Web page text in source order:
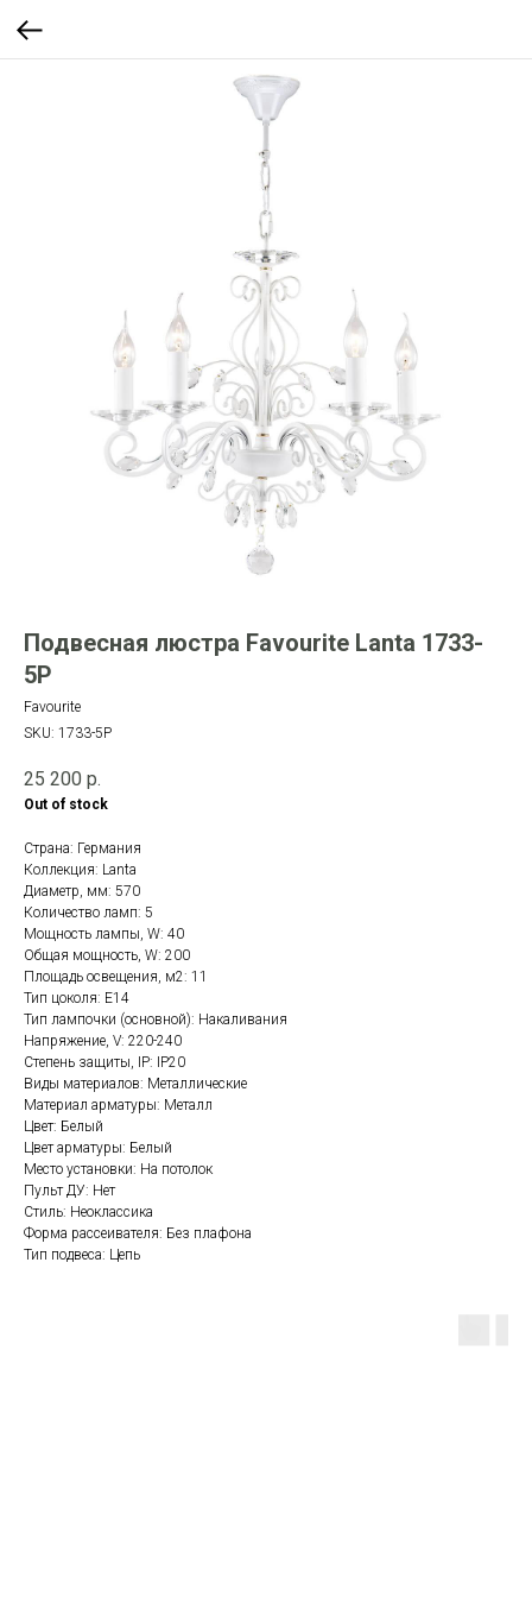
Подвесная люстра Favourite Lanta 1733-
5P
Favourite
SKU: 1733-5P
25 200 р.
Out of stock
Страна: Германия
Коллекция: Lanta
Диаметр, мм: 570
Количество ламп: 5
Мощность лампы, W: 40
Общая мощность, W: 200
Площадь освещения, м2: 11
Тип цоколя: E14
Тип лампочки (основной): Накаливания
Напряжение, V: 220-240
Степень защиты, IP: IP20
Виды материалов: Металлические
Материал арматуры: Металл
Цвет: Белый
Цвет арматуры: Белый
Место установки: На потолок
Пульт ДУ: Нет
Стиль: Неоклассика
Форма рассеивателя: Без плафона
Тип подвеса: Цепь